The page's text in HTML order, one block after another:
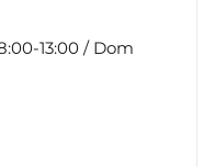
13:00 / Dom